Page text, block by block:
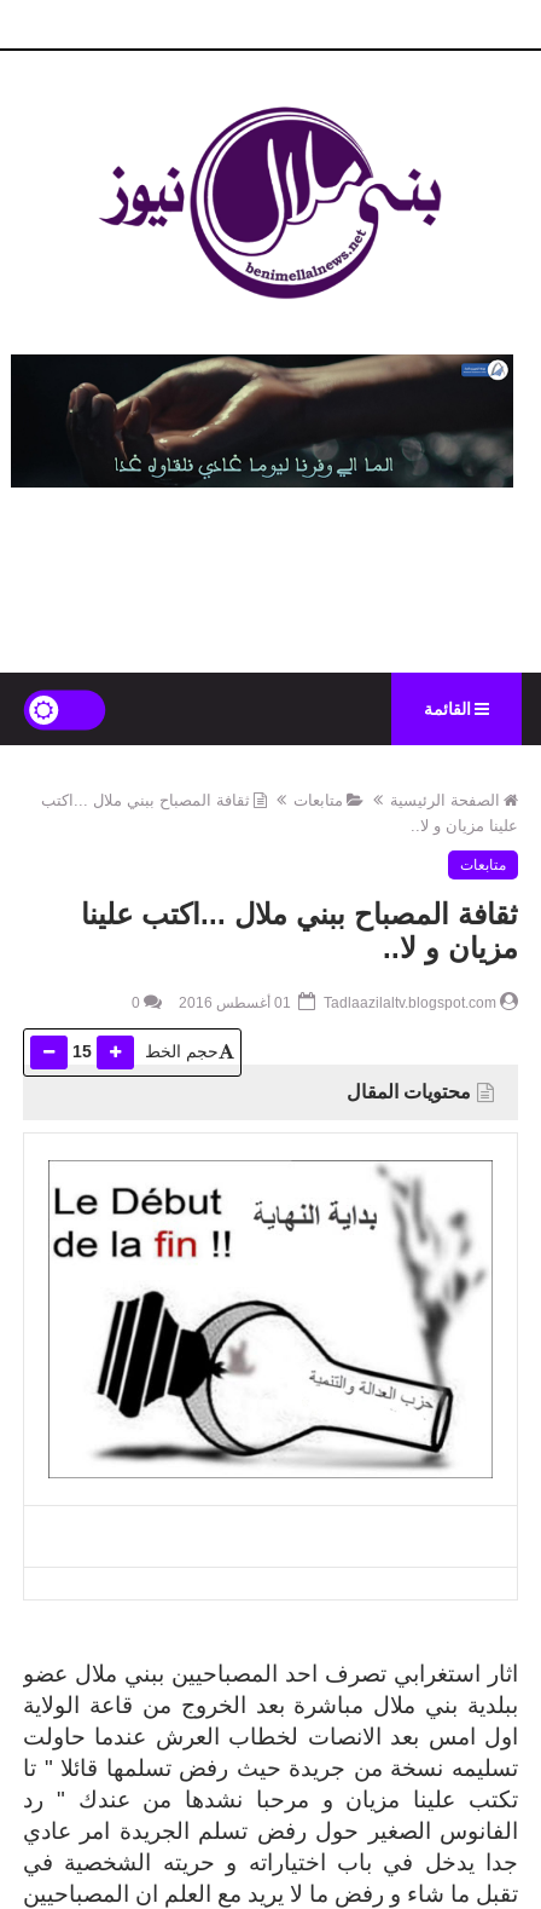
القائمة
الصفحة الرئيسية متابعات
ثقافة المصباح ببني ملال ...اكتب
علينا مزيان و لا..
متابعات
ثقافة المصباح ببني ملال ...اكتب علينا
مزيان و لا..
Tadlaazilaltv.blogspot.com
0
حجم الخط 15
محتويات المقال
اثار استغرابي تصرف احد المصباحيين ببني ملال عضو
ببلدية بني ملال مباشرة بعد الخروج من قاعة الولاية
اول امس بعد الانصات لخطاب العرش عندما حاولت
تسليمه نسخة من جريدة حيث رفض تسلمها قائلا " تا
تكتب علينا مزيان و مرحبا نشدها من عندك " رد
الفانوس الصغير حول رفض تسلم الجريدة امر عادي
جدا يدخل في باب اختياراته و حريته الشخصية في
تقبل ما شاء و رفض ما لا يريد مع العلم ان المصباحيين